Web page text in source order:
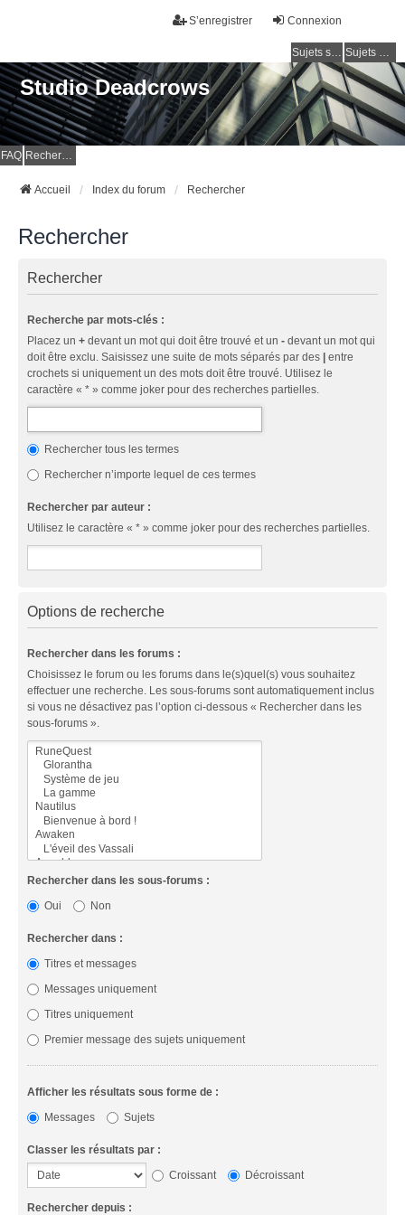
Connexion
S’enregistrer
Sujets sans réponse Sujets actifs
Studio Deadcrows
FAQ Rechercher
Accueil Index du forum Rechercher
Rechercher
Rechercher
Recherche par mots-clés :
Placez un + devant un mot qui doit être trouvé et un - devant un mot qui
doit être exclu. Saisissez une suite de mots séparés par des | entre
crochets si uniquement un des mots doit être trouvé. Utilisez le
caractère « * » comme joker pour des recherches partielles.
Rechercher tous les termes
Rechercher n’importe lequel de ces termes
Rechercher par auteur :
Utilisez le caractère « * » comme joker pour des recherches partielles.
Options de recherche
Rechercher dans les forums :
Choisissez le forum ou les forums dans le(s)quel(s) vous souhaitez
effectuer une recherche. Les sous-forums sont automatiquement inclus
si vous ne désactivez pas l’option ci-dessous « Rechercher dans les
sous-forums ».
Rechercher dans les sous-forums :
Oui
Non
Rechercher dans :
Titres et messages
Messages uniquement
Titres uniquement
Premier message des sujets uniquement
Afficher les résultats sous forme de :
Messages
Sujets
Classer les résultats par :
Croissant
Décroissant
Rechercher depuis :